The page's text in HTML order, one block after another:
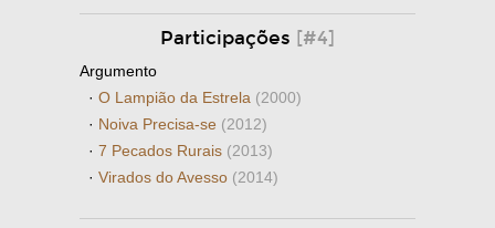
Participações [#4]
Argumento
· O Lampião da Estrela (2000)
· Noiva Precisa-se (2012)
· 7 Pecados Rurais (2013)
· Virados do Avesso (2014)